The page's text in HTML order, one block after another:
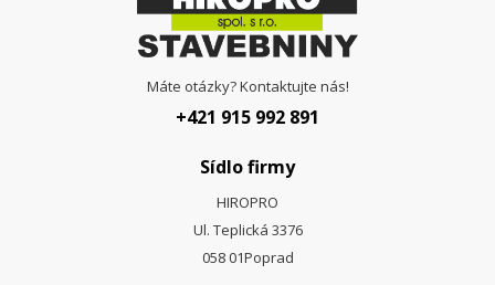
Máte otázky? Kontaktujte nás!
+421 915 992 891
Sídlo firmy
HIROPRO
Ul. Teplická 3376
058 01Poprad